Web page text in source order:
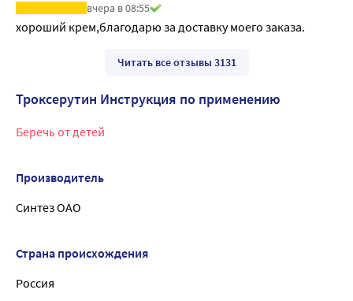
вчера в 08:55
хороший крем,благодарю за доставку моего заказа.
Читать все отзывы 3131
Троксерутин Инструкция по применению
Беречь от детей
Производитель
Синтез ОАО
Страна происхождения
Россия